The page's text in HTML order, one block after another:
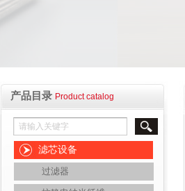
产品目录 Product catalog
滤芯设备
过滤器